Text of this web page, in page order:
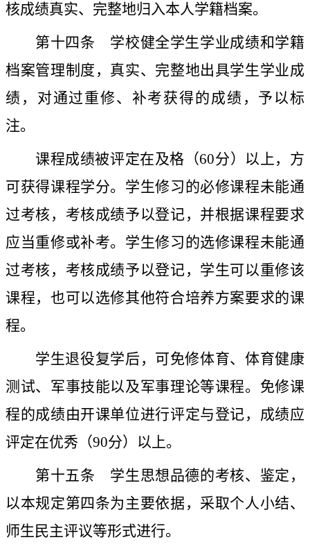
核成绩真实、完整地归入本人学籍档案。
第十四条 学校健全学生学业成绩和学籍
档案管理制度，真实、完整地出具学生学业成
绩，对通过重修、补考获得的成绩，予以标
注。
课程成绩被评定在及格（60分）以上，方
可获得课程学分。 学生修习的必修课程未能通
过考核，考核成绩予以登记，并根据课程要求
应当重修或补考。学生修习的选修课程未能通
过考核，考核成绩予以登记，学生可以重修该
课程，也可以选修其他符合培养方案要求的课
程。
学生退役复学后，可免修体育、体育健康
测试、军事技能以及军事理论等课程。免修课
程的成绩由开课单位进行评定与登记，成绩应
评定在优秀（90分）以上。
第十五条 学生思想品德的考核、鉴定，
以本规定第四条为主要依据，采取个人小结、
师生民主评议等形式进行。